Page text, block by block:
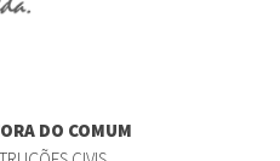
DO COMUM